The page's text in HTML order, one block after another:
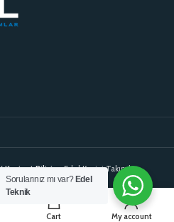
Kavinet Bilişim. Edel Kesici Takımlar.
Sorularınız mı var? Edel
Teknik
Cart My account